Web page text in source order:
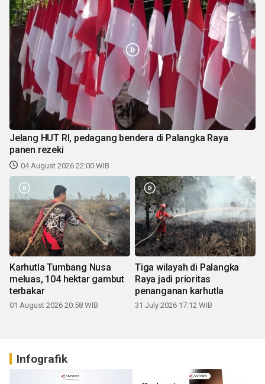
Jelang HUT RI, pedagang bendera di Palangka Raya
panen rezeki
04 August 2026 22:00 WIB
Karhutla Tumbang Nusa
meluas, 104 hektar gambut
terbakar
01 August 2026 20:58 WIB
Tiga wilayah di Palangka
Raya jadi prioritas
penanganan karhutla
31 July 2026 17:12 WIB
Infografik